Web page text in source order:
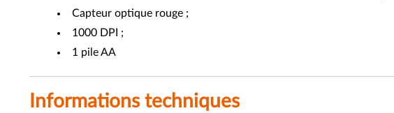
Capteur optique rouge ;
1000 DPI ;
1 pile AA
Informations techniques